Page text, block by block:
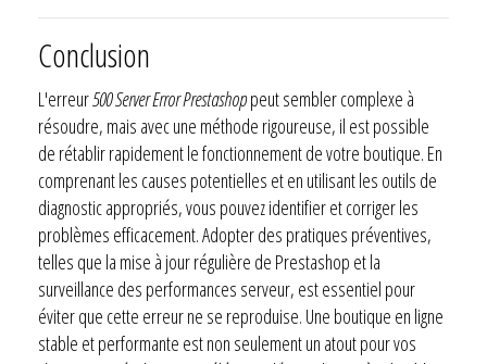
Conclusion
L'erreur500 Server Error Prestashoppeut sembler complexe à
résoudre, mais avec une méthode rigoureuse, il est possible
de rétablir rapidement le fonctionnement de votre boutique. En
comprenant les causes potentielles et en utilisant les outils de
diagnostic appropriés, vous pouvez identifier et corriger les
problèmes efficacement. Adopter des pratiques préventives,
telles que la mise à jour régulière de Prestashop et la
surveillance des performances serveur, est essentiel pour
éviter que cette erreur ne se reproduise. Une boutique en ligne
stable et performante est non seulement un atout pour vos